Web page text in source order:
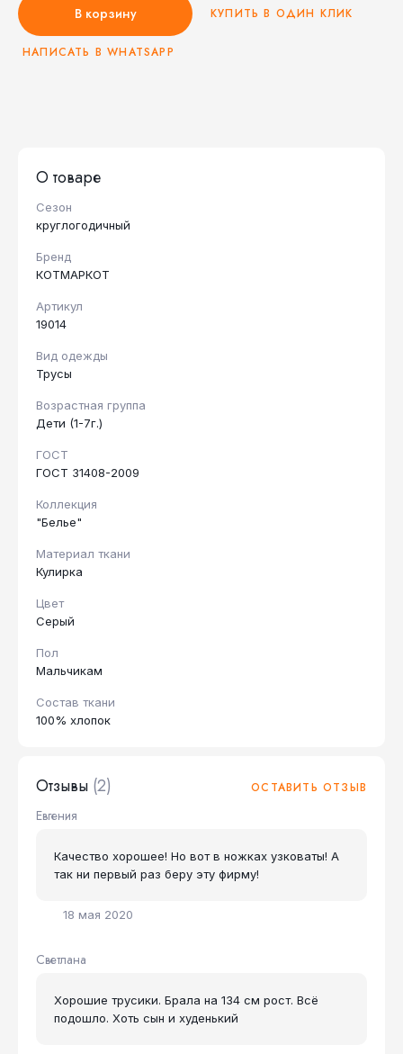
В корзину КУПИТЬ В ОДИН КЛИК
НАПИСАТЬ В WHATSAPP
О товаре
Сезон
круглогодичный
Бренд
КОТМАРКОТ
Артикул
19014
Вид одежды
Трусы
Возрастная группа
Дети (1-7г.)
ГОСТ
ГОСТ 31408-2009
Коллекция
"Белье"
Материал ткани
Кулирка
Цвет
Серый
Пол
Мальчикам
Состав ткани
100% хлопок
Отзывы (2) ОСТАВИТЬ ОТЗЫВ
Евгения
18 мая 2020
Качество хорошее! Но вот в ножках узковаты! А
так ни первый раз беру эту фирму!
Светлана
Хорошие трусики. Брала на 134 см рост. Всё
подошло. Хоть сын и худенький